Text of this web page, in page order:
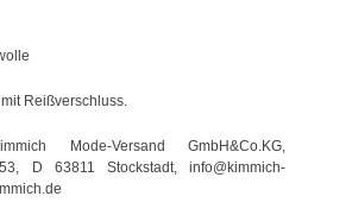
Reißverschluss.
Mode-Versand GmbH&Co.KG,
D 63811 Stockstadt, info@kimmich-